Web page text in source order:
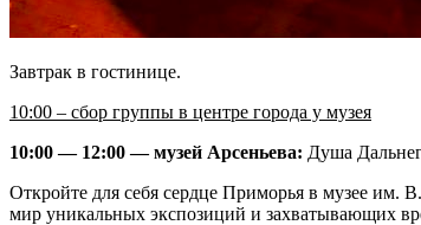
Завтрак в гостинице.
10:00 – сбор группы в центре города у музея
10:00 — 12:00 — музей Арсеньева: Душа
Откройте для себя сердце Приморья в музее им.
мир уникальных экспозиций и захватывающих